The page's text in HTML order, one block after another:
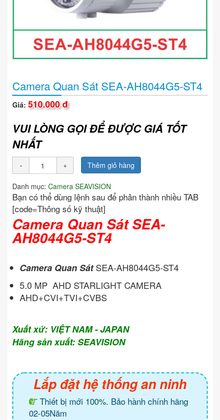
Camera Quan Sát SEA-AH8044G5-ST4
Giá: 510.000 đ
VUI LÒNG GỌI ĐỂ ĐƯỢC GIÁ TỐT
NHẤT
Thêm giỏ hàng
Danh mục: Camera SEAVISION
Bạn có thể dùng lệnh sau để phân thành nhiều TAB
[code=Thông số kỹ thuật]
Camera Quan Sát SEA-
AH8044G5-ST4
Camera Quan SátSEA-AH8044G5-ST4
5.0 MP AHD STARLIGHT CAMERA
AHD+CVI+TVI+CVBS
Xuất xứ: VIỆT NAM - JAPAN
Hãng sản xuất: SEAVISION
Lắp đặt hệ thống an ninh
Thiết bị mới 100%. Bảo hành chính hãng
02-05Năm